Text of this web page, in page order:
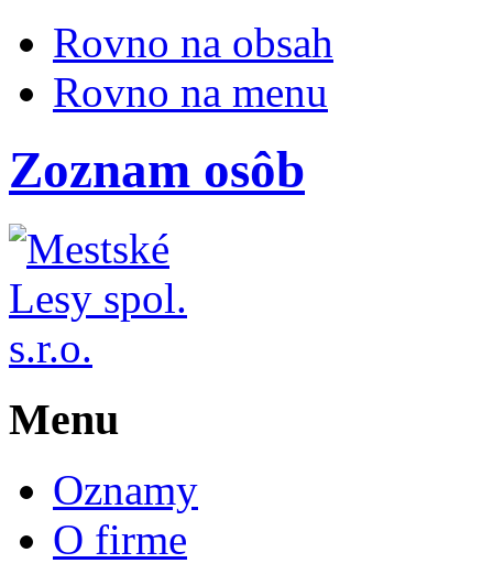
Rovno na obsah
Rovno na menu
Zoznam osôb
Menu
Oznamy
O firme